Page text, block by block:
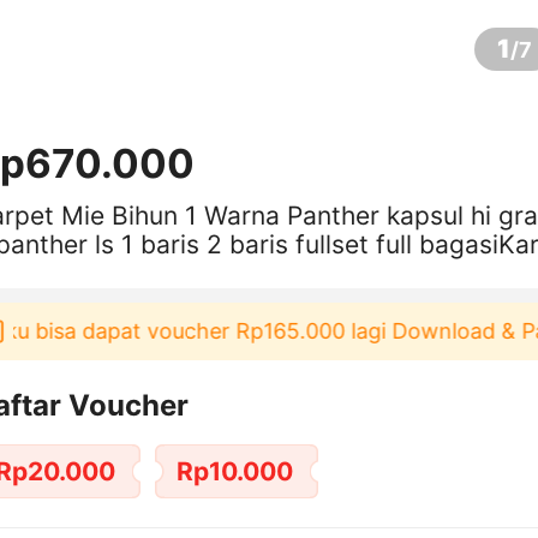
1/7
Mie Bihun 1 Warna Panther kapsul hi
ls 1 baris 2 baris fullset full
dapat voucher Rp165.000 lagi Download & Pakai
Voucher
Rp10.000